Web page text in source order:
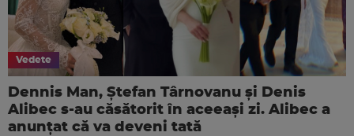
Vedete
Dennis Man, Ștefan Târnovanu și Denis
Alibec s-au căsătorit în aceeași zi. Alibec a
anunțat că va deveni tată